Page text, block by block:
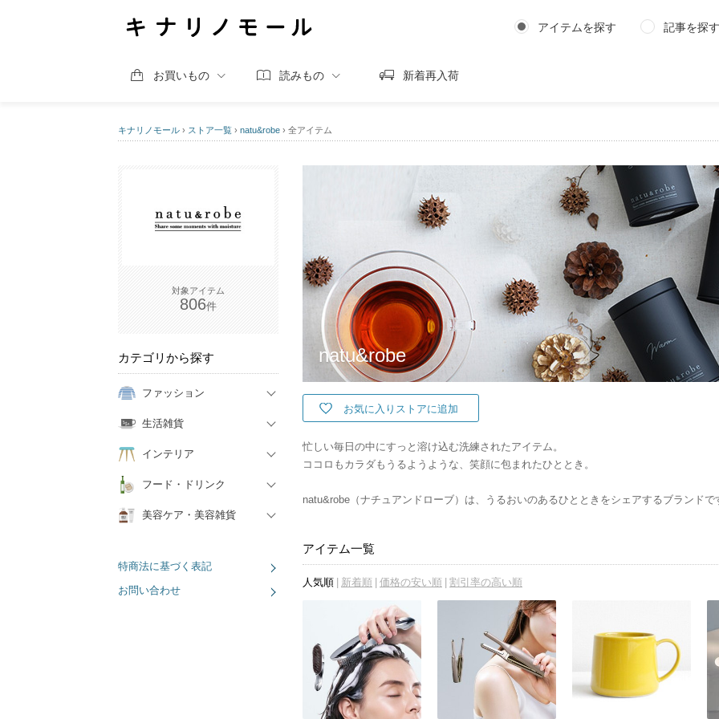
アイテムを探す 記事を探す
お買いもの 読みもの 新着再入荷
キナリノモール › ストア一覧 › natu&robe › 全アイテム
806
カテゴリから探す
ファッション
生活雑貨
インテリア
フード・ドリンク
美容ケア・美容雑貨
特商法に基づく表記
お問い合わせ
natu&robe
お気に入りストアに追加
忙しい毎日の中にすっと溶け込む洗練されたアイテム。
ココロもカラダもうるようような、笑顔に包まれたひととき。
natu&robe（ナチュアンドローブ）は、うるおいのあるひとときをシェアするブランドで
アイテム一覧
人気順 新着順 価格の安い順 割引率の高い順